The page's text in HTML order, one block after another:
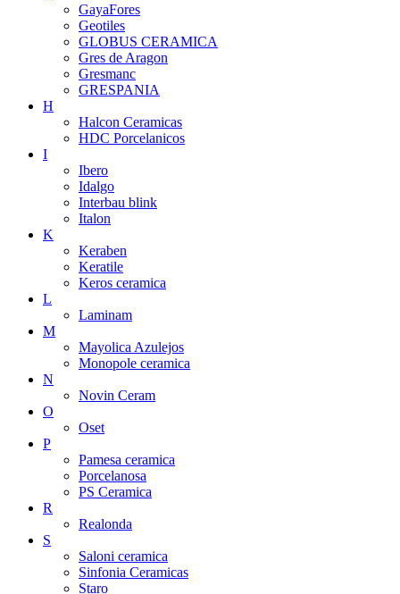
GayaFores
Geotiles
GLOBUS CERAMICA
Gres de Aragon
Gresmanc
GRESPANIA
H
Halcon Ceramicas
HDC Porcelanicos
I
Ibero
Idalgo
Interbau blink
Italon
K
Keraben
Keratile
Keros ceramica
L
Laminam
M
Mayolica Azulejos
Monopole ceramica
N
Novin Ceram
O
Oset
P
Pamesa ceramica
Porcelanosa
PS Ceramica
R
Realonda
S
Saloni ceramica
Sinfonia Ceramicas
Staro